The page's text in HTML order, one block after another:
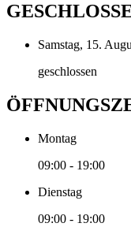
Samstag, 15.
geschlossen
Montag
09:00 - 19:00
Dienstag
09:00 - 19:00